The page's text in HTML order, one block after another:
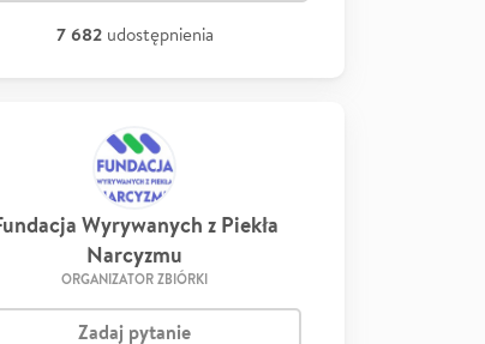
7 682 udostępnienia
Wyrywanych z Piekła
Narcyzmu
ORGANIZATOR ZBIÓRKI
Zadaj pytanie